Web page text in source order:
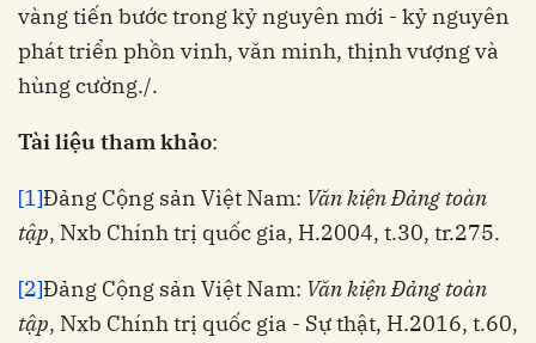
vàng tiến bước trong kỷ nguyên mới - kỷ nguyên
phát triển phồn vinh, văn minh, thịnh vượng và
hùng cường./.
Tài liệu tham khảo:
[1]Đảng Cộng sản Việt Nam: Văn kiện Đảng toàn
tập, Nxb Chính trị quốc gia, H.2004, t.30, tr.275.
[2]Đảng Cộng sản Việt Nam: Văn kiện Đảng toàn
tập, Nxb Chính trị quốc gia - Sự thật, H.2016, t.60,